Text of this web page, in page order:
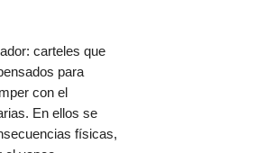
carteles que
para
con el
En ellos se
físicas,